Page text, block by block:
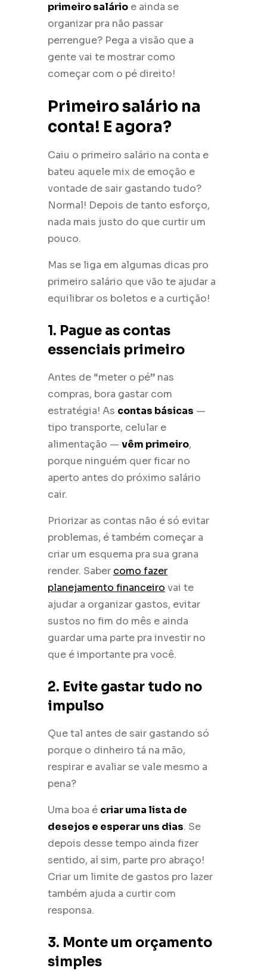
primeiro salário e ainda se
organizar pra não passar
perrengue? Pega a visão que a
gente vai te mostrar como
começar com o pé direito!
Primeiro salário na
conta! E agora?
Caiu o primeiro salário na conta e
bateu aquele mix de emoção e
vontade de sair gastando tudo?
Normal! Depois de tanto esforço,
nada mais justo do que curtir um
pouco.
Mas se liga em algumas dicas pro
primeiro salário que vão te ajudar a
equilibrar os boletos e a curtição!
1. Pague as contas
essenciais primeiro
Antes de “meter o pé” nas
compras, bora gastar com
estratégia! As contas básicas —
tipo transporte, celular e
alimentação — vêm primeiro,
porque ninguém quer ficar no
aperto antes do próximo salário
cair.
Priorizar as contas não é só evitar
problemas, é também começar a
criar um esquema pra sua grana
render. Saber como fazer
planejamento financeiro vai te
ajudar a organizar gastos, evitar
sustos no fim do mês e ainda
guardar uma parte pra investir no
que é importante pra você.
2. Evite gastar tudo no
impulso
Que tal antes de sair gastando só
porque o dinheiro tá na mão,
respirar e avaliar se vale mesmo a
pena?
Uma boa é criar uma lista de
desejos e esperar uns dias. Se
depois desse tempo ainda fizer
sentido, aí sim, parte pro abraço!
Criar um limite de gastos pro lazer
também ajuda a curtir com
responsa.
3. Monte um orçamento
simples